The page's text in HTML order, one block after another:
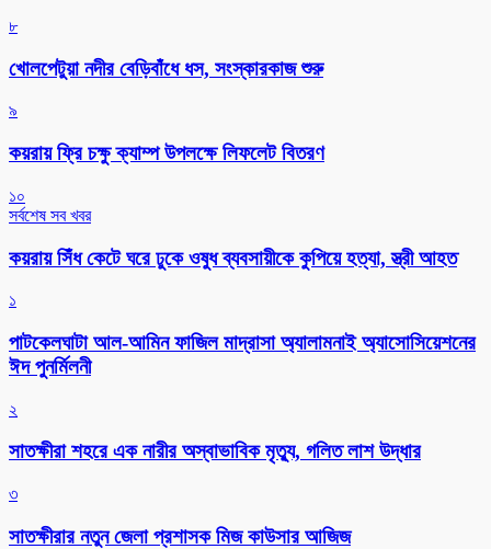
৮
খোলপেটুয়া নদীর বেড়িবাঁধে ধস, সংস্কারকাজ শুরু
৯
কয়রায় ফ্রি চক্ষু ক্যাম্প উপলক্ষে লিফলেট বিতরণ
১০
সর্বশেষ সব খবর
কয়রায় সিঁধ কেটে ঘরে ঢুকে ওষুধ ব্যবসায়ীকে কুপিয়ে হত্যা, স্ত্রী আহত
১
পাটকেলঘাটা আল-আমিন ফাজিল মাদ্রাসা অ্যালামনাই অ্যাসোসিয়েশনের
ঈদ পুনর্মিলনী
২
সাতক্ষীরা শহরে এক নারীর অস্বাভাবিক মৃত্যু, গলিত লাশ উদ্ধার
৩
সাতক্ষীরার নতুন জেলা প্রশাসক মিজ কাউসার আজিজ